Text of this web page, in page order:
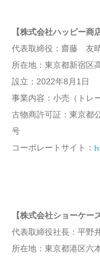
【株式会社ハッピー商
代表取締役：齋藤 友
所在地：東京都新宿区
設立：2022年8月1日
事業内容：小売（トレ
古物商許可証：東京都
号
コーポレートサイト：
【株式会社ショーケー
代表取締役社長：平野
所在地：東京都港区